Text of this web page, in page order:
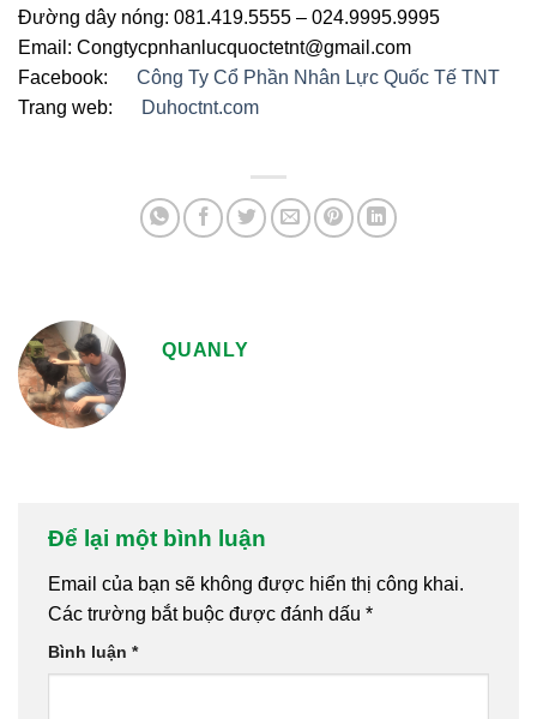
Đường dây nóng: 081.419.5555 – 024.9995.9995
Email: Congtycpnhanlucquoctetnt@gmail.com
Facebook: Công Ty Cổ Phần Nhân Lực Quốc Tế TNT
Trang web:
Duhoctnt.com
QUANLY
Để lại một bình luận
Email của bạn sẽ không được hiển thị công khai.
Các trường bắt buộc được đánh dấu *
Bình luận *